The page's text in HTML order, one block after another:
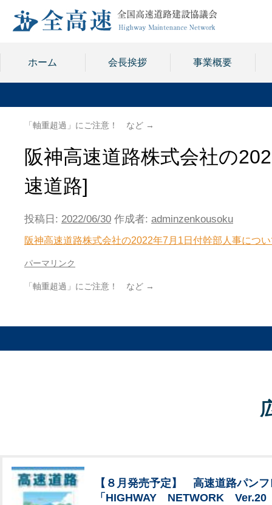
ホーム 会長挨拶 事業概要
「軸重超過」にご注意！ など →
阪神高速道路株式会社の
速道路]
投稿日: 2022/06/30 作成者: adminzenkousoku
阪神高速道路株式会社の2022年7月1日付幹部人事につ
パーマリンク
「軸重超過」にご注意！ など →
【８月発売予定】 高速道路パンフ
「HIGHWAY NETWORK Ver.20